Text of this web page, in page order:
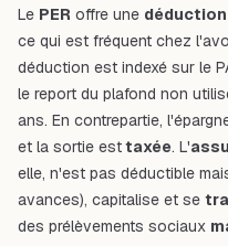
Le PER offre une
ce qui est fréquent chez
déduction est indexé sur le
le report du plafond non
ans. En contrepartie,
et la sortie esttaxée. L'
elle, n'est pas déductible
avances), capitalise et se
des prélèvements sociaux